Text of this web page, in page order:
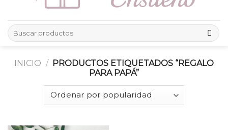
Buscar
por:
INICIO / PRODUCTOS ETIQUETADOS “REGALO
PARA PAPÁ”